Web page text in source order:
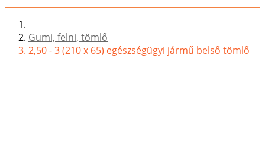
Gumi, felni, tömlő
2,50 - 3 (210 x 65) egészségügyi jármű belső tömlő